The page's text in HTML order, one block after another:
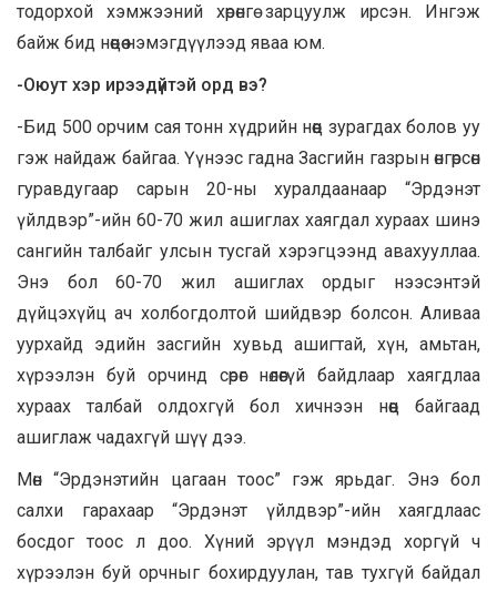
тодорхой хэмжээний хөрөнгө зарцуулж ирсэн. Ингэж
байж бид нөөцөө нэмэгдүүлээд яваа юм.
-Оюут хэр ирээдүйтэй орд вэ?
-Бид 500 орчим сая тонн хүдрийн нөөц зурагдах болов уу
гэж найдаж байгаа. Үүнээс гадна Засгийн газрын өнгөрсөн
гуравдугаар сарын 20-ны хуралдаанаар “Эрдэнэт
үйлдвэр”-ийн 60-70 жил ашиглах хаягдал хураах шинэ
сангийн талбайг улсын тусгай хэрэгцээнд авахууллаа.
Энэ бол 60-70 жил ашиглах ордыг нээсэнтэй
дүйцэхүйц ач холбогдолтой шийдвэр болсон. Аливаа
уурхайд эдийн засгийн хувьд ашигтай, хүн, амьтан,
хүрээлэн буй орчинд сөрөг нөлөөгүй байдлаар хаягдлаа
хураах талбай олдохгүй бол хичнээн нөөц байгаад
ашиглаж чадахгүй шүү дээ.
Мөн “Эрдэнэтийн цагаан тоос” гэж ярьдаг. Энэ бол
салхи гарахаар “Эрдэнэт үйлдвэр”-ийн хаягдлаас
босдог тоос л доо. Хүний эрүүл мэндэд хоргүй ч
хүрээлэн буй орчныг бохирдуулан, тав тухгүй байдал